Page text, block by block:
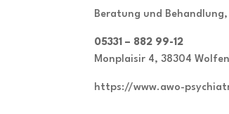
Beratung und Behandlung,
05331 – 882 99-12
Monplaisir 4, 38304
https://www.awo-